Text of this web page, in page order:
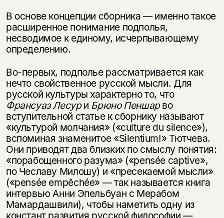
В основе концепции сборника — именно такое
расширенное понимание подполья,
несводимое к единому, исчерпывающему
определению.
Во-первых, подполье рассматривается как
нечто свойственное русской мысли. Для
русской культуры характерно то, что
Франсуаз Лесури Брюно Пеншарво
вступительной статье к сборнику называют
«культурой молчания» («culture du silence»),
вспоминая знаменитое «Silentium!» Тютчева.
Они приводят два близких по смыслу понятия:
«порабощенного разума» («pensée captive»,
по Чеславу Милошу) и «пресекаемой мысли»
(«pensée empêchée» — так называется книга
интервью Анни Эпельбуан с Мерабом
Мамардашвили), чтобы наметить одну из
констант развития русской философии —